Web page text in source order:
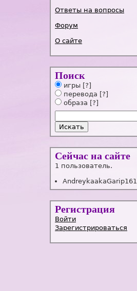
Ответы на вопросы
Форум
О сайте
Поиск
игры [?]
перевода [?]
образа [?]
Сейчас на сайте
1 пользователь.
AndreykaakaGarip161
Регистрация
Войти
Зарегистрироваться